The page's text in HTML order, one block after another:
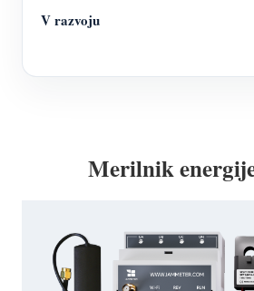
V razvoju
Merilnik